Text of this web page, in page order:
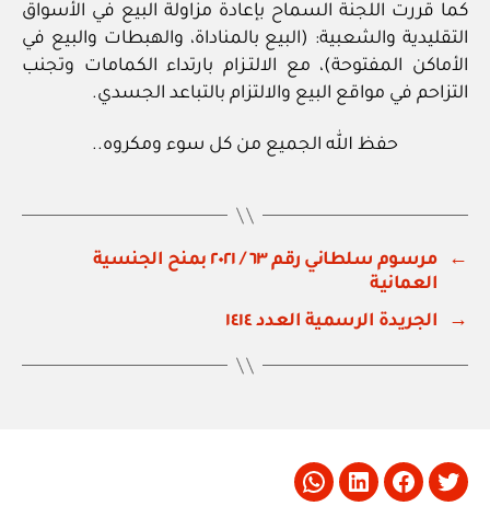
كما قررت اللجنة السماح بإعادة مزاولة البيع في الأسواق
التقليدية والشعبية: (البيع بالمناداة، والهبطات والبيع في
الأماكن المفتوحة)، مع الالتـزام بارتداء الكمامات وتجنب
التزاحم في مواقع البيع والالتزام بالتباعد الجسدي.
حفظ الله الجميع من كل سوء ومكروه..
←
مرسوم سلطاني رقم ٦٣ / ٢٠٢١ بمنح الجنسية
العمانية
→
الجريدة الرسمية العدد ١٤١٤
Twitter
Facebook
LinkedIn
Whatsapp